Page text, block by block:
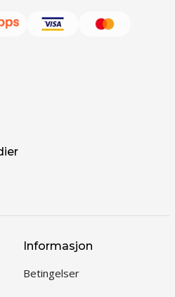
Informasjon
Betingelser